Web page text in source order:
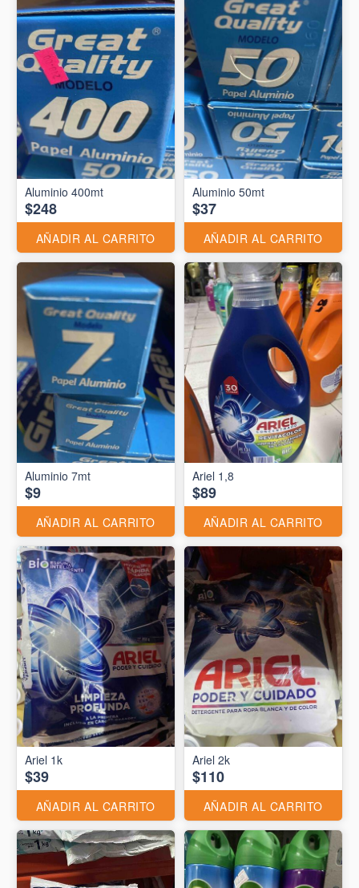
Aluminio 400mt
$248
AÑADIR AL CARRITO
Aluminio 50mt
$37
AÑADIR AL CARRITO
Aluminio 7mt
$9
AÑADIR AL CARRITO
Ariel 1,8
$89
AÑADIR AL CARRITO
Ariel 1k
$39
AÑADIR AL CARRITO
Ariel 2k
$110
AÑADIR AL CARRITO